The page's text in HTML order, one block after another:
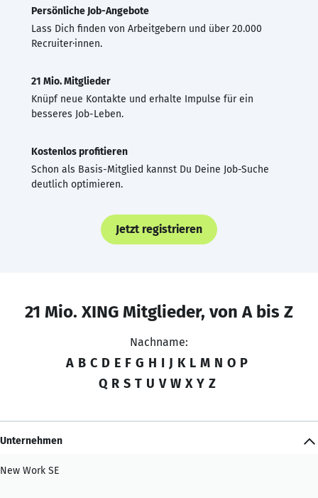
Persönliche Job-Angebote
Lass Dich finden von Arbeitgebern und über 20.000
Recruiter·innen.
21 Mio. Mitglieder
Knüpf neue Kontakte und erhalte Impulse für ein
besseres Job-Leben.
Kostenlos profitieren
Schon als Basis-Mitglied kannst Du Deine Job-Suche
deutlich optimieren.
Jetzt registrieren
21 Mio. XING Mitglieder, von A bis Z
Nachname:
A B C D E F G H I J K L M N O P
Q R S T U V W X Y Z
Unternehmen
New Work SE